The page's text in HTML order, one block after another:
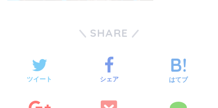
SHARE
ツイート シェア はてブ